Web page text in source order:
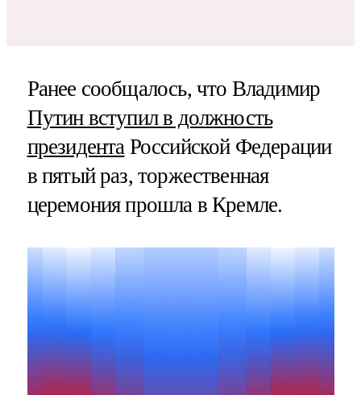
Ранее сообщалось, что Владимир
Путин вступил в должность
президента Российской Федерации
в пятый раз, торжественная
церемония прошла в Кремле.